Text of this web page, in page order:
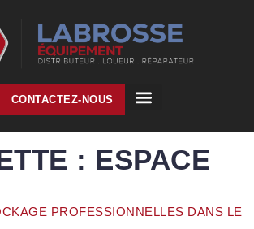
CONTACTEZ-NOUS
: ESPACE
PROFESSIONNELLES DANS LE